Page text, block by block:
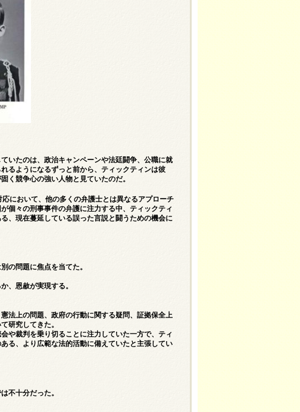
いたのは、政治キャンペーンや法廷闘争、公職に就
るようになるずっと前から、ティックティンは彼
く競争心の強い人物と見ていたのだ。
において、他の多くの弁護士とは異なるアプローチ
個々の刑事事件の弁護に注力する中、ティックティ
、現在蔓延している誤った言説と闘うための機会に
の問題に焦点を当てた。
、恩赦が実現する。
法上の問題、政府の行動に関する疑問、証拠保全上
研究してきた。
や裁判を乗り切ることに注力していた一方で、ティ
る、より広範な法的活動に備えていたと主張してい
不十分だった。